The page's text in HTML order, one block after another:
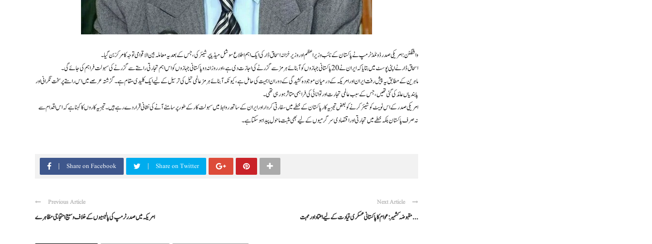
واشنگٹن: امریکی صدر ڈونلڈ ٹرمپ نے پاکستان کے نائب وزیر اعظم اور وزیر خزانہ اسحاق ڈار کی ایک اہم اطلاع سوشل میڈیا پر شیئر کی، جس کے بعد یہ معاملہ بین الاقوامی توجہ کا مرکز بن گیا۔
اسحاق ڈار نے اپنی پوسٹ میں بتایا کہ ایران نے 20 پاکستانی جہازوں کو آبنائے ہرمز سے گزرنے کی اجازت دی ہے، اور روزانہ دو پاکستانی جہازوں کو اس اہم تجارتی راستے سے گزرنے کی سہولت فراہم کی جائے گی۔
ماہرین کے مطابق یہ پیش رفت ایران اور امریکہ کے درمیان موجودہ کشیدگی کے دوران اہمیت کی حامل ہے، کیونکہ آبنائے ہرمز عالمی تیل کی ترسیل کے لیے ایک کلیدی مقام ہے۔ گزشتہ عرصے میں اس راستے پر سخت نگرانی اور
پابندیاں عائد کی گئی تھیں، جس کے سبب عالمی تجارت اور توانائی کی فراہمی متاثر ہو رہی تھی۔
امریکی صدر کے اس ٹویٹ کو شیئر کرنے کو بعض تجزیہ کار پاکستان کے خطے میں سفارتی کردار اور ایران کے ساتھ روابط میں سہولت کار کے طور پر سامنے آنے کی نشانی قرار دے رہے ہیں۔ تجزیہ کاروں کا کہنا ہے کہ اس اقدام سے
نہ صرف پاکستان بلکہ خطے میں تجارتی اور اقتصادی سرگرمیوں کے لیے بھی مثبت ماحول پیدا ہو سکتا ہے۔
Share on Facebook Share on Twitter
Previous Article
امریکہ میں صدر ٹرمپ کی پالیسیوں کے خلاف وسیع احتجاجی مظاہرے
Next Article
مقبوضہ کشمیر: عوام کا پاکستانی عسکری قیادت کے لیے اعتماد اور محبت ...